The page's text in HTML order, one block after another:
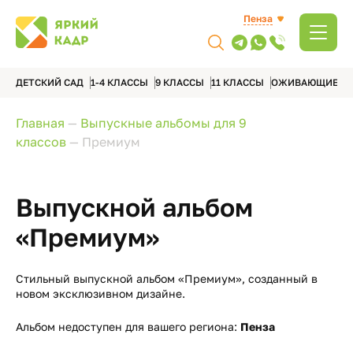
Пенза
ДЕТСКИЙ САД 1-4 КЛАССЫ 9 КЛАССЫ 11 КЛАССЫ ОЖИВАЮЩИЕ
Главная — Выпускные альбомы для 9
классов — Премиум
Выпускной альбом
«Премиум»
Стильный выпускной альбом «Премиум», созданный в
новом эксклюзивном дизайне.
Альбом недоступен для вашего региона: Пенза